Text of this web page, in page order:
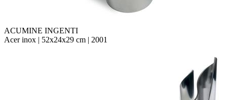
ACUMINE INGENTI
Acer inox | 52x24x29 cm | 2001